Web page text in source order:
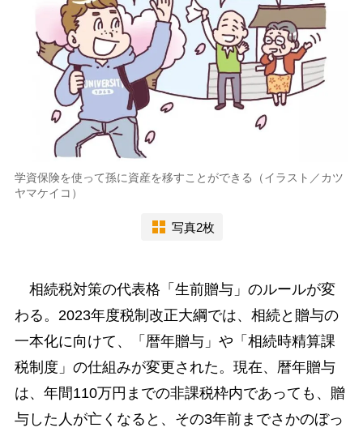
学資保険を使って孫に資産を移すことができる（イラスト／カツ
ヤマケイコ）
写真2枚
相続税対策の代表格「生前贈与」のルールが変
わる。2023年度税制改正大綱では、相続と贈与の
一本化に向けて、「暦年贈与」や「相続時精算課
税制度」の仕組みが変更された。現在、暦年贈与
は、年間110万円までの非課税枠内であっても、贈
与した人が亡くなると、その3年前までさかのぼっ